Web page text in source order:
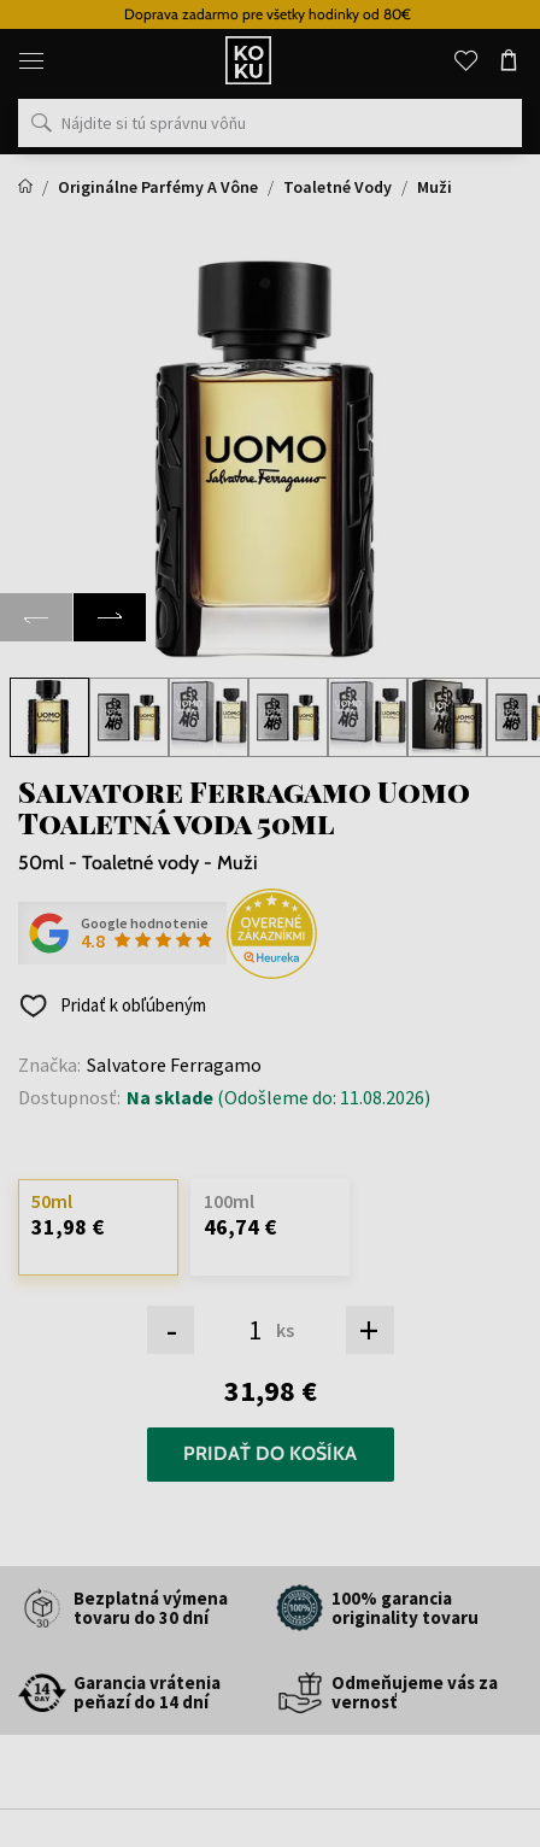
Doprava zadarmo pre všetky hodinky od 80€
Originálne
parfémy
hodinky
na
mieste
Originálne Parfémy A Vône
Toaletné Vody Muži
Salvatore Ferragamo Uomo
Toaletná voda 50ml
50ml - Toaletné vody - Muži
Google hodnotenie
4.8
Pridať k obľúbeným
Značka: Salvatore Ferragamo
Dostupnosť: Na sklade (Odošleme do: 11.08.2026)
- ks +
50ml
31,98 €
100ml
46,74 €
31,98 €
PRIDAŤ DO KOŠÍKA
Bezplatná výmena
tovaru do 30 dní
100% garancia
originality tovaru
Garancia vrátenia
peňazí do 14 dní
Odmeňujeme vás za
vernosť